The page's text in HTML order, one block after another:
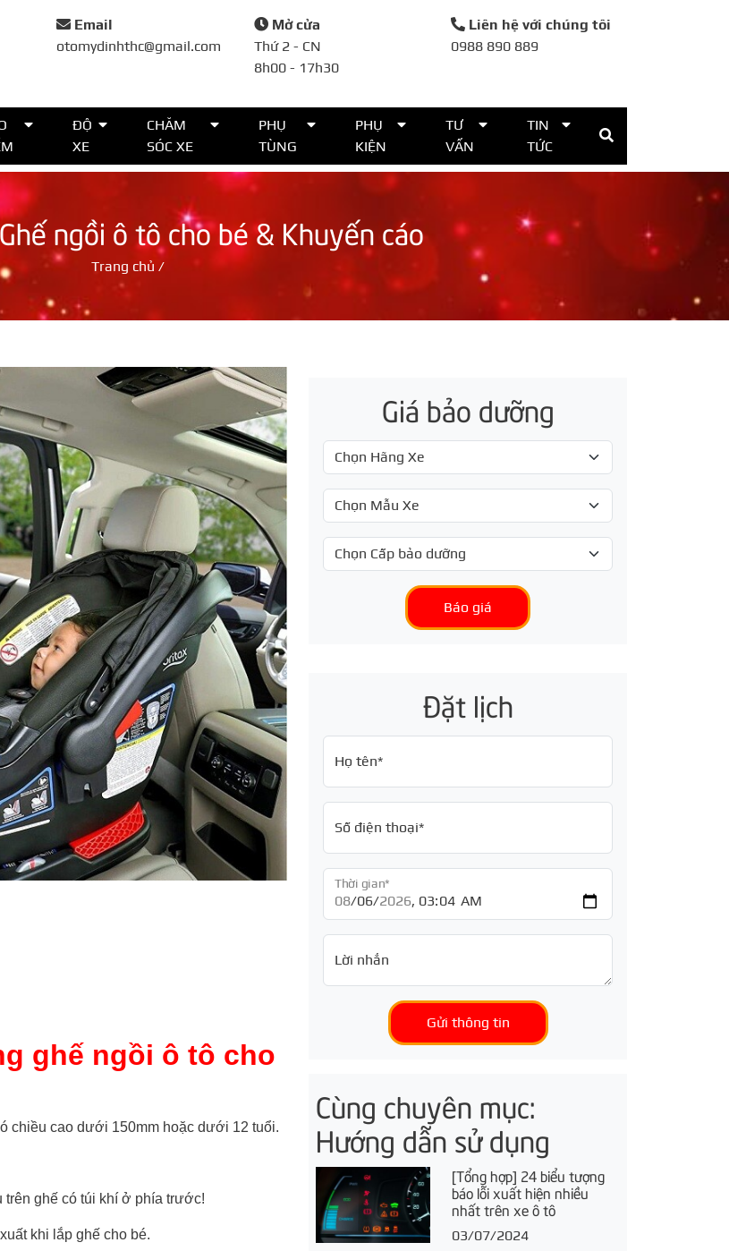
Email
otomydinhthc@gmail.com
Mở cửa
Thứ 2 - CN
8h00 - 17h30
Liên hệ với chúng tôi
0988 890 889
ĐỘ
XE
CHĂM
SÓC XE
PHỤ
TÙNG
PHỤ
KIỆN
TƯ
VẤN
TIN
TỨC
Đặt lịch
thoại*
Gửi thông tin
ngồi ô tô cho bé & Khuyến cáo
Trang chủ /
ghế ngồi ô tô cho
chiều cao dưới 150mm hoặc dưới 12 tuổi.
trên ghế có túi khí ở phía trước!
khi lắp ghế cho bé.
Giá bảo dưỡng
Báo giá
Đặt lịch
Họ tên*
Số điện thoại*
Thời gian*
Lời nhắn
Gửi thông tin
Cùng chuyên mục:
Hướng dẫn sử dụng
[Tổng hợp] 24 biểu tượng
báo lỗi xuất hiện nhiều
nhất trên xe ô tô
03/07/2024